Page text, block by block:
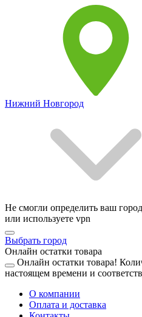
Нижний Новгород
Не смогли определить ваш
или используете vpn
Выбрать город
Онлайн остатки товара
Онлайн остатки товара!
настоящем времени и
О компании
Оплата и доставка